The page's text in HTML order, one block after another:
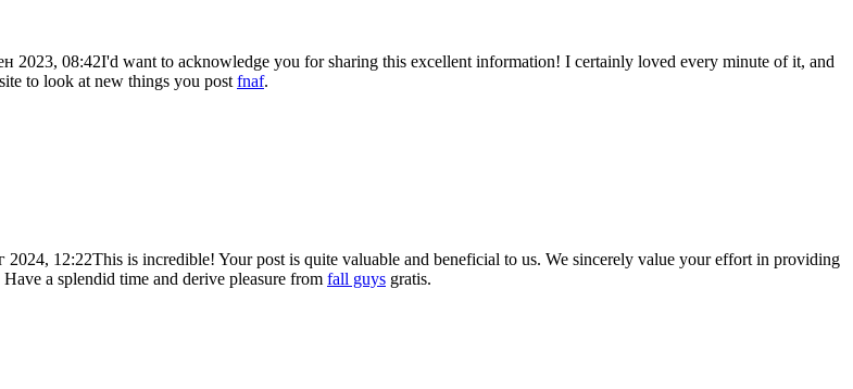
2023, 08:42I'd want to acknowledge you for sharing this excellent information! I certainly loved every minute of it, and
to look at new things you post fnaf.
2024, 12:22This is incredible! Your post is quite valuable and beneficial to us. We sincerely value your effort in providing
a splendid time and derive pleasure from fall guys gratis.